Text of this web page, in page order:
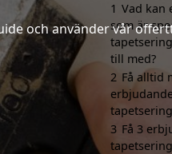
och använder vår
1 Vad kan
som är
till med?
2 Få alltid
3 Få 3